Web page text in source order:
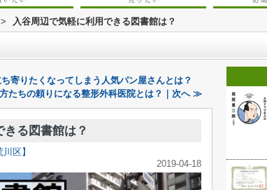
> 入谷周辺で気軽に利用できる図書館は？
寄りたくなってしまう人気パン屋さんとは？
たちの頼りになる整形外科医院とは？｜次へ ≫
る図書館は？
区】
2019-04-18